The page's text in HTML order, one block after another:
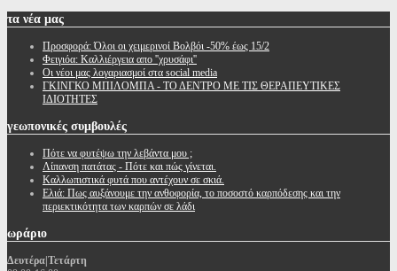
τα νέα μας
Προσφορά: Όλοι οι χειμερινοί Βολβόι -50% έως 15/2
Φειγιόα: Καλλιέργεια απο ''χρυσάφι''
Oι νέοι μας λογαριασμοί στα social media
ΓΚΙΝΓΚΟ ΜΠΙΛΟΜΠΑ - ΤΟ ΔΕΝΤΡΟ ΜΕ ΤΙΣ ΘΕΡΑΠΕΥΤΙΚΕΣ
ΙΔΙΟΤΗΤΕΣ
γεωπονικές συμβουλές
Πότε να φυτέψω την λεβάντα μου ;
Λίπανση πατάτας - Πότε και πώς γίνεται.
Καλλωπιστικά φυτά που αντέχουν σε σκιά.
Ελιά: Πως αυξάνουμε την ανθοφορία, το ποσοστό καρπόδεσης και την
περιεκτικότητα των καρπών σε λάδι
ωράριο
Δευτέρα|Τετάρτη